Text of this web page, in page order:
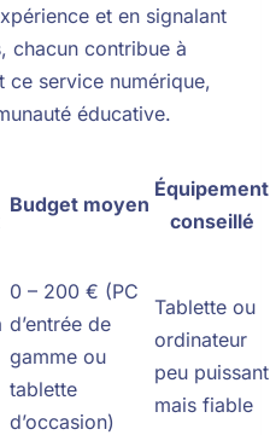
et en signalant
chacun contribue à
service numérique,
éducative.
Budget moyen
Équipement
conseillé
0 – 200 € (PC
d’entrée de
gamme ou
tablette
d’occasion)
Tablette ou
ordinateur
peu puissant
mais fiable